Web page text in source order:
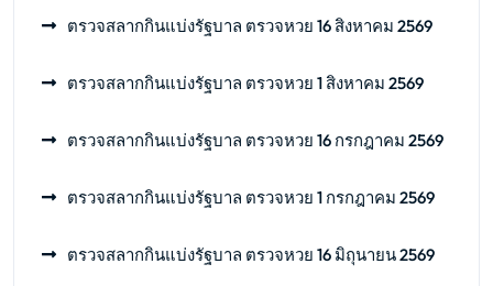
ตรวจสลากกินแบ่งรัฐบาล ตรวจหวย 16 สิงหาคม 2569
ตรวจสลากกินแบ่งรัฐบาล ตรวจหวย 1 สิงหาคม 2569
ตรวจสลากกินแบ่งรัฐบาล ตรวจหวย 16 กรกฎาคม 2569
ตรวจสลากกินแบ่งรัฐบาล ตรวจหวย 1 กรกฎาคม 2569
ตรวจสลากกินแบ่งรัฐบาล ตรวจหวย 16 มิถุนายน 2569